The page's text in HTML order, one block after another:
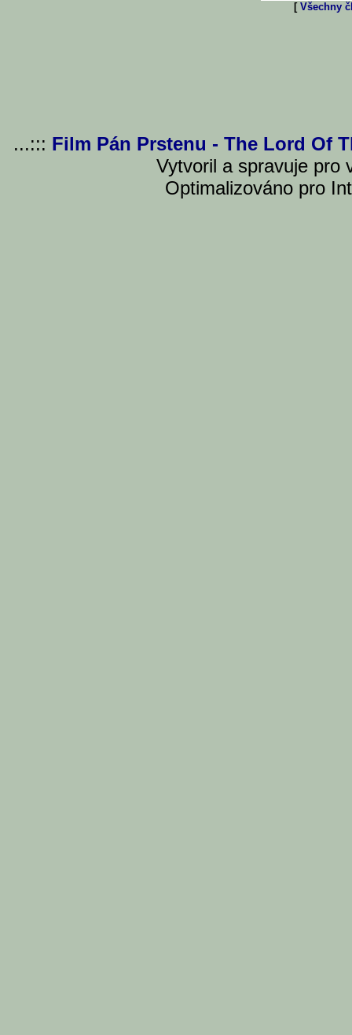
[ Všechny
...::: Film Pán Prstenu - The Lord Of
Vytvoril a spravuje pro
Optimalizováno pro